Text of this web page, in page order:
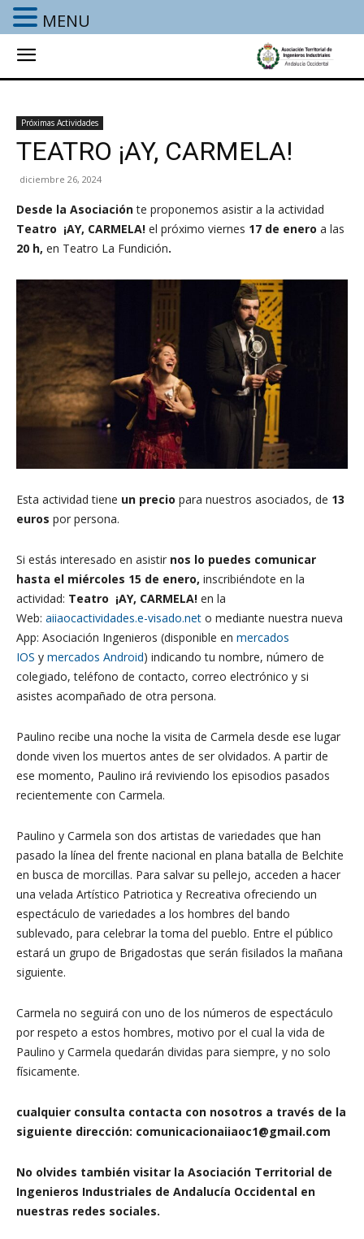
Próximas Actividades
TEATRO ¡AY, CARMELA!
diciembre 26, 2024
Desde la Asociaciónte proponemos asistir a la actividad
Teatro ¡AY, CARMELA! el próximo viernes 17 de enero a las
20 h, en Teatro La Fundición.
Esta actividad tiene un precio para nuestros asociados, de 13
euros por persona.
Si estás interesado en asistir nos lo puedes comunicar
hasta el miércoles 15 de enero, inscribiéndote en la
actividad: Teatro ¡AY, CARMELA! en la
Web: aiiaocactividades.e-visado.net o mediante nuestra nueva
App: Asociación Ingenieros (disponible en mercados
IOS y mercados Android) indicando tu nombre, número de
colegiado, teléfono de contacto, correo electrónico y si
asistes acompañado de otra persona.
Paulino recibe una noche la visita de Carmela desde ese lugar
donde viven los muertos antes de ser olvidados. A partir de
ese momento, Paulino irá reviviendo los episodios pasados
recientemente con Carmela.
Paulino y Carmela son dos artistas de variedades que han
pasado la línea del frente nacional en plana batalla de Belchite
en busca de morcillas. Para salvar su pellejo, acceden a hacer
una velada Artístico Patriotica y Recreativa ofreciendo un
espectáculo de variedades a los hombres del bando
sublevado, para celebrar la toma del pueblo. Entre el público
estará un grupo de Brigadostas que serán fisilados la mañana
siguiente.
Carmela no seguirá con uno de los números de espectáculo
por respeto a estos hombres, motivo por el cual la vida de
Paulino y Carmela quedarán dividas para siempre, y no solo
físicamente.
cualquier consulta contacta con nosotros a través de la
siguiente dirección: comunicacionaiiaoc1@gmail.com
No olvides también visitar la Asociación Territorial de
Ingenieros Industriales de Andalucía Occidental en
nuestras redes sociales.
MENU